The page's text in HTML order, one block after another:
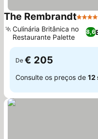
The Rembrandt4
8,6
Culinária Britânica no
Restaurante Palette
De € 205
Consulte os preços de 12